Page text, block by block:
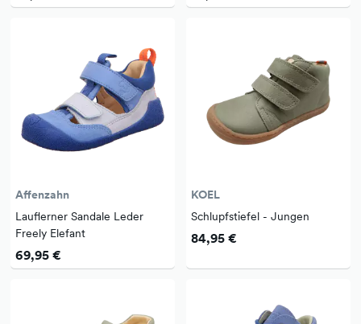
Affenzahn
Lauflerner Sandale Leder
Freely Elefant
69,95 €
KOEL
Schlupfstiefel - Jungen
84,95 €